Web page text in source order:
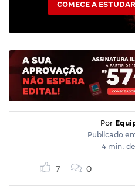
COMECE A
Por
Publicado
4 min.
7 0